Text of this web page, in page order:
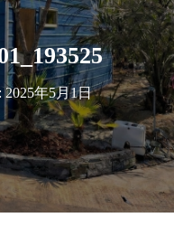
ン
を
切
り
替
え
2025年5月1日